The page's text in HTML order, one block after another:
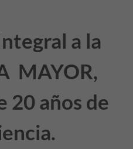
a la
MAYOR,
20 años de